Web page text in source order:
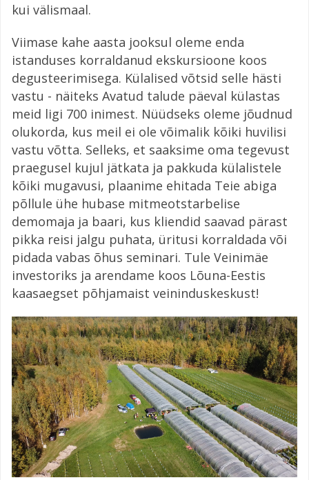
kui välismaal.
Viimase kahe aasta jooksul oleme enda
istanduses korraldanud ekskursioone koos
degusteerimisega. Külalised võtsid selle hästi
vastu - näiteks Avatud talude päeval külastas
meid ligi 700 inimest. Nüüdseks oleme jõudnud
olukorda, kus meil ei ole võimalik kõiki huvilisi
vastu võtta. Selleks, et saaksime oma tegevust
praegusel kujul jätkata ja pakkuda külalistele
kõiki mugavusi, plaanime ehitada Teie abiga
põllule ühe hubase mitmeotstarbelise
demomaja ja baari, kus kliendid saavad pärast
pikka reisi jalgu puhata, üritusi korraldada või
pidada vabas õhus seminari. Tule Veinimäe
investoriks ja arendame koos Lõuna-Eestis
kaasaegset põhjamaist veininduskeskust!